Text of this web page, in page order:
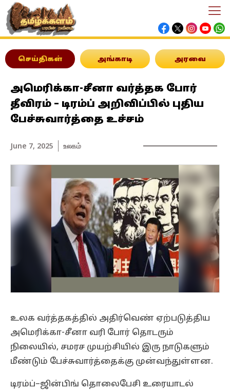
செய்திகள் அங்காடி அரவை
அமெரிக்கா-சீனா வர்த்தக போர்
தீவிரம் – டிரம்ப் அறிவிப்பில் புதிய
பேச்சுவார்த்தை உச்சம்
June 7, 2025 உலகம்
உலக வர்த்தகத்தில் அதிர்வெண் ஏற்படுத்திய
அமெரிக்கா-சீனா வரி போர் தொடரும்
நிலையில், சமரச முயற்சியில் இரு நாடுகளும்
மீண்டும் பேச்சுவார்த்தைக்கு முன்வந்துள்ளன.
டிரம்ப்–ஜின்பிங் தொலைபேசி உரையாடல்